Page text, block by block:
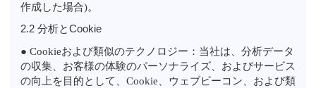
作成した場合)。
2.2 分析とCookie
● Cookieおよび類似のテクノロジー：当社は、分析データ
の収集、お客様の体験のパーソナライズ、およびサービス
の向上を目的として、Cookie、ウェブビーコン、および類